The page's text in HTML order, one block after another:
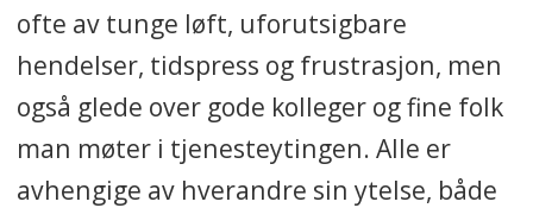
ofte av tunge løft, uforutsigbare
hendelser, tidspress og frustrasjon, men
også glede over gode kolleger og fine folk
man møter i tjenesteytingen. Alle er
avhengige av hverandre sin ytelse, både